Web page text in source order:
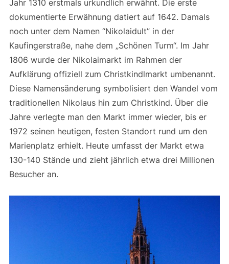
Jahr 1310 erstmals urkundlich erwähnt. Die erste
dokumentierte Erwähnung datiert auf 1642. Damals
noch unter dem Namen “Nikolaidult” in der
Kaufingerstraße, nahe dem „Schönen Turm“. Im Jahr
1806 wurde der Nikolaimarkt im Rahmen der
Aufklärung offiziell zum Christkindlmarkt umbenannt.
Diese Namensänderung symbolisiert den Wandel vom
traditionellen Nikolaus hin zum Christkind. Über die
Jahre verlegte man den Markt immer wieder, bis er
1972 seinen heutigen, festen Standort rund um den
Marienplatz erhielt. Heute umfasst der Markt etwa
130-140 Stände und zieht jährlich etwa drei Millionen
Besucher an.